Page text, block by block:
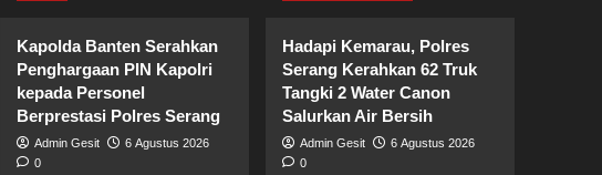
Kapolda Banten Serahkan
Penghargaan PIN Kapolri
kepada Personel
Berprestasi Polres Serang
Admin Gesit
6 Agustus 2026
0
Hadapi Kemarau, Polres
Serang Kerahkan 62 Truk
Tangki 2 Water Canon
Salurkan Air Bersih
Admin Gesit
6 Agustus 2026
0